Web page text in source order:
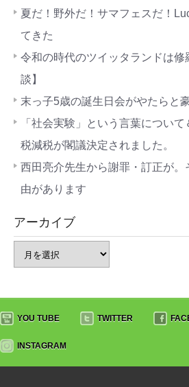
夏だ！野外だ！サマフェスだ！
てきた
令和の時代のツイッタランドは修
談】
末っ子5歳の誕生日会がやたらと
「社会実験」という言葉につい
税減税が閣議決定されました。
西田亮介先生から謝罪・訂正が。
由があります
アーカイブ
YOU TUBE TWITTER
INSTAGRAM